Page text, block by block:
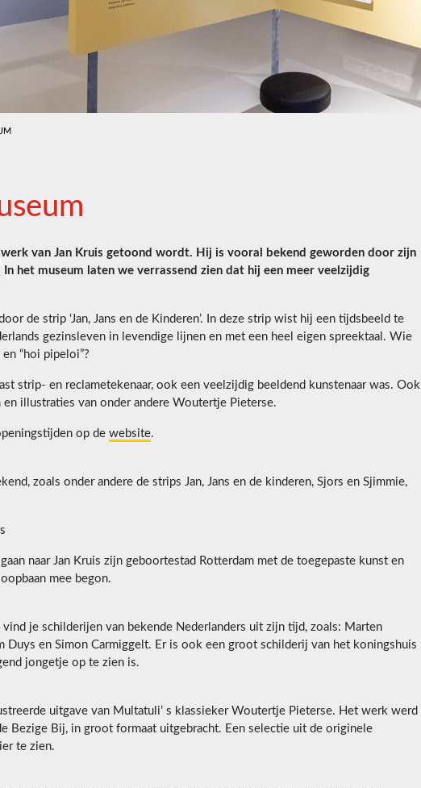
van Jan Kruis getoond wordt. Hij is vooral bekend geworden door zijn
In het museum laten we verrassend zien dat hij een meer veelzijdig
de strip ‘Jan, Jans en de Kinderen’. In deze strip wist hij een tijdsbeeld te
gezinsleven in levendige lijnen en met een heel eigen spreektaal. Wie
“hoi pipeloi”?
strip- en reclametekenaar, ook een veelzijdig beeldend kunstenaar was. Ook
illustraties van onder andere Woutertje Pieterse.
op de website.
zoals onder andere de strips Jan, Jans en de kinderen, Sjors en Sjimmie,
naar Jan Kruis zijn geboortestad Rotterdam met de toegepaste kunst en
mee begon.
vind je schilderijen van bekende Nederlanders uit zijn tijd, zoals: Marten
Duys en Simon Carmiggelt. Er is ook een groot schilderij van het koningshuis
jongetje op te zien is.
uitgave van Multatuli’ s klassieker Woutertje Pieterse. Het werk werd
Bezige Bij, in groot formaat uitgebracht. Een selectie uit de originele
te zien.